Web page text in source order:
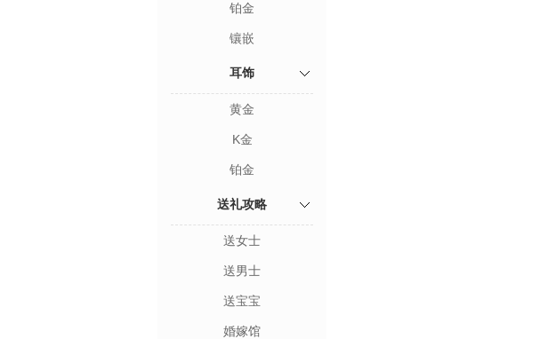
铂金
镶嵌
耳饰
黄金
K金
铂金
送礼攻略
送女士
送男士
送宝宝
婚嫁馆